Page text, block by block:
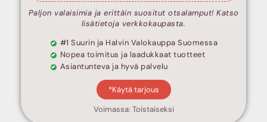
Paljon valaisimia ja erittäin suositut otsalamput! Katso
lisätietoja verkkokaupasta.
#1 Suurin ja Halvin Valokauppa Suomessa
Nopea toimitus ja laadukkaat tuotteet
Asiantunteva ja hyvä palvelu
*Käytä tarjous
Voimassa: Toistaiseksi